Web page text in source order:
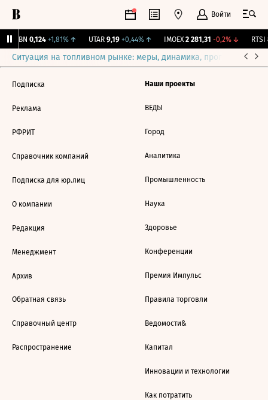
Войти
USBN 0,124 +1,81%↑ UTAR 9,19 +0,44%↑ IMOEX 2 281,31 -0,2%↓ RTSI
Ситуация на топливном рынке: меры, динамика, прогнозы
Подписка
Реклама
РФРИТ
Справочник компаний
Подписка для юр.лиц
О компании
Редакция
Менеджмент
Архив
Обратная связь
Справочный центр
Распространение
Наши проекты
ВЕДЫ
Город
Аналитика
Промышленность
Наука
Здоровье
Конференции
Премия Импульс
Правила торговли
Ведомости&
Капитал
Инновации и технологии
Как потратить